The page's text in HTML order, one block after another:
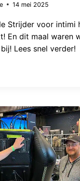
14 mei 2025
Strijder voor intimi
En dit maal waren
Lees snel verder!